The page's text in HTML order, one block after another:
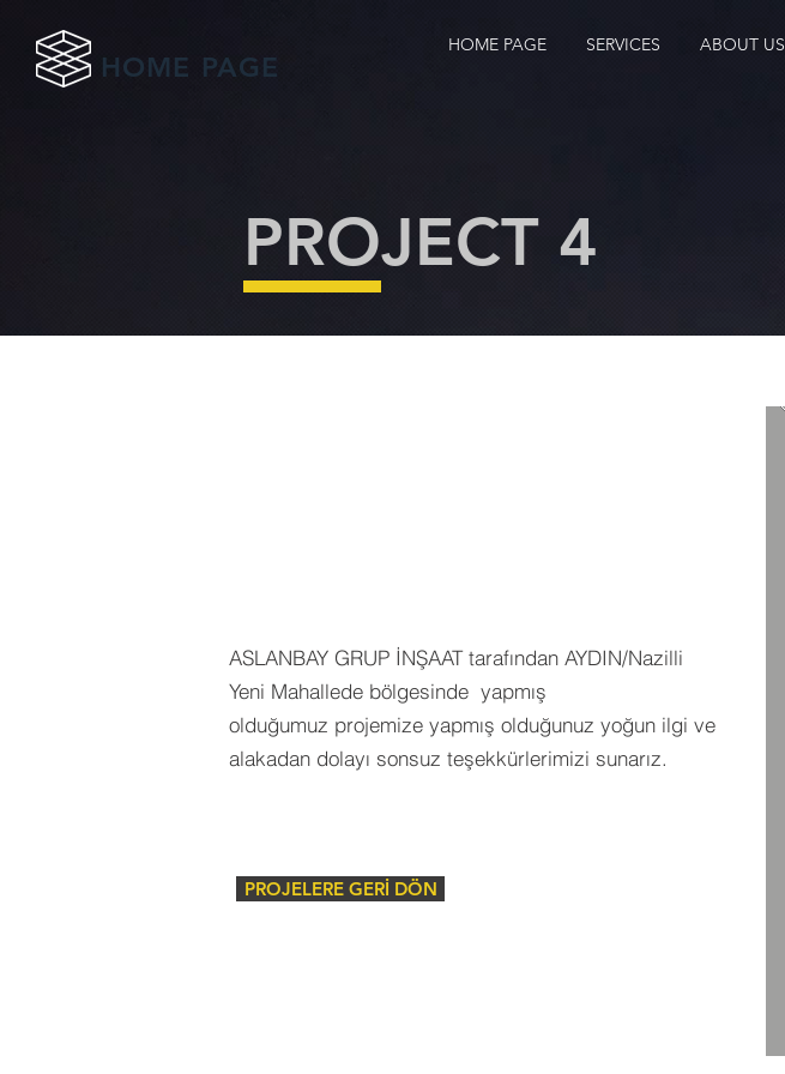
HOME PAGE
HOME PAGE SERVICES ABOUT US
PROJECT 4
ASLANBAY GRUP İNŞAAT tarafından AYDIN/Nazilli
Yeni Mahallede bölgesinde yapmış
olduğumuz projemize yapmış olduğunuz yoğun ilgi ve
alakadan dolayı sonsuz teşekkürlerimizi sunarız.
PROJELERE GERİ DÖN